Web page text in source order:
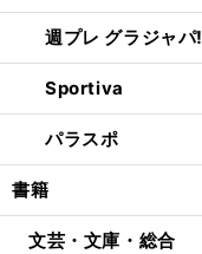
週プレ グラジャパ!
Sportiva
パラスポ
書籍
文芸・文庫・総合